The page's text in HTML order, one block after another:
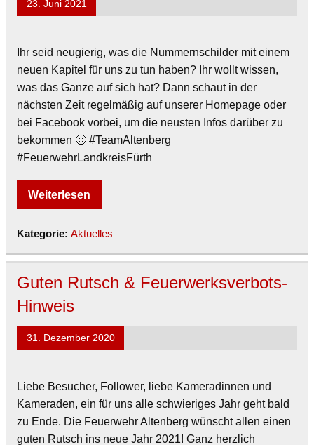
23. Juni 2021
Ihr seid neugierig, was die Nummernschilder mit einem
neuen Kapitel für uns zu tun haben? Ihr wollt wissen,
was das Ganze auf sich hat? Dann schaut in der
nächsten Zeit regelmäßig auf unserer Homepage oder
bei Facebook vorbei, um die neusten Infos darüber zu
bekommen 🙂 #TeamAltenberg
#FeuerwehrLandkreisFürth
Weiterlesen
Kategorie: Aktuelles
Guten Rutsch & Feuerwerksverbots-
Hinweis
31. Dezember 2020
Liebe Besucher, Follower, liebe Kameradinnen und
Kameraden, ein für uns alle schwieriges Jahr geht bald
zu Ende. Die Feuerwehr Altenberg wünscht allen einen
guten Rutsch ins neue Jahr 2021! Ganz herzlich